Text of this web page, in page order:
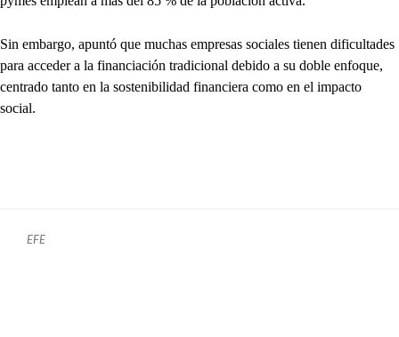
Sin embargo, apuntó que muchas empresas sociales tienen dificultades
para acceder a la financiación tradicional debido a su doble enfoque,
centrado tanto en la sostenibilidad financiera como en el impacto
social.
EFE